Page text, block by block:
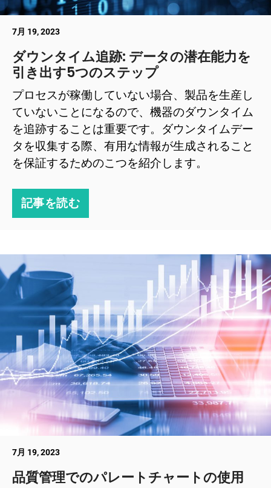
7月 19, 2023
ダウンタイム追跡: データの潜在能力を
引き出す5つのステップ
プロセスが稼働していない場合、製品を生産し
ていないことになるので、機器のダウンタイム
を追跡することは重要です。ダウンタイムデー
タを収集する際、有用な情報が生成されること
を保証するためのこつを紹介します。
記事を読む
7月 19, 2023
品質管理でのパレートチャートの使用